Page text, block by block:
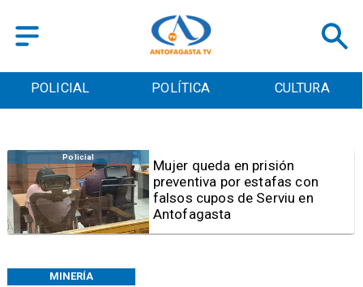
POLICIAL POLÍTICA CULTURA
MINERÍA
Videos
Video | Choferes del
TransAntofagasta piden
sistema mixto de pago